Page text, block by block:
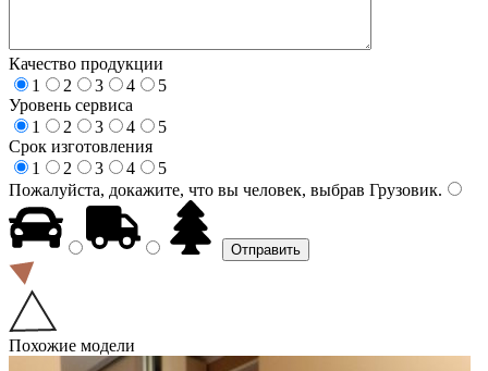
Качество продукции
1
2 3 4
5
Уровень сервиса
1
2 3 4
5
Срок изготовления
1
2 3 4
5
Пожалуйста, докажите, что вы человек, выбрав Грузовик.
Похожие модели